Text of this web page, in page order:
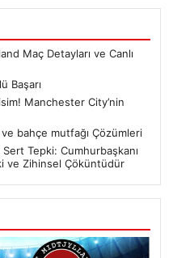
Maç Detayları ve Canlı
Başarı
Manchester City’nin
bahçe mutfağı Çözümleri
Tepki: Cumhurbaşkanı
ve Zihinsel Çöküntüdür